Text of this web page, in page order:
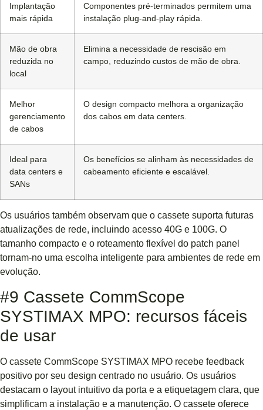
Implantação
mais rápida
Componentes pré-terminados permitem uma
instalação plug-and-play rápida.
Mão de obra
reduzida no
local
Elimina a necessidade de rescisão em
campo, reduzindo custos de mão de obra.
Melhor
gerenciamento
de cabos
O design compacto melhora a organização
dos cabos em data centers.
Ideal para
data centers e
SANs
Os benefícios se alinham às necessidades de
cabeamento eficiente e escalável.
Os usuários também observam que o cassete suporta futuras
atualizações de rede, incluindo acesso 40G e 100G. O
tamanho compacto e o roteamento flexível do patch panel
tornam-no uma escolha inteligente para ambientes de rede em
evolução.
#9 Cassete CommScope
SYSTIMAX MPO: recursos fáceis
de usar
O cassete CommScope SYSTIMAX MPO recebe feedback
positivo por seu design centrado no usuário. Os usuários
destacam o layout intuitivo da porta e a etiquetagem clara, que
simplificam a instalação e a manutenção. O cassete oferece